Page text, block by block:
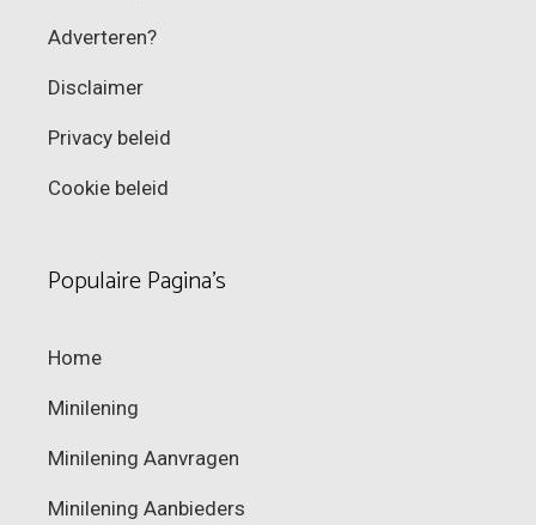
Adverteren?
Disclaimer
Privacy beleid
Cookie beleid
Populaire Pagina’s
Home
Minilening
Minilening Aanvragen
Minilening Aanbieders